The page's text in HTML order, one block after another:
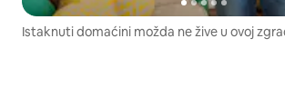
Istaknuti domaćini možda ne žive u ovoj